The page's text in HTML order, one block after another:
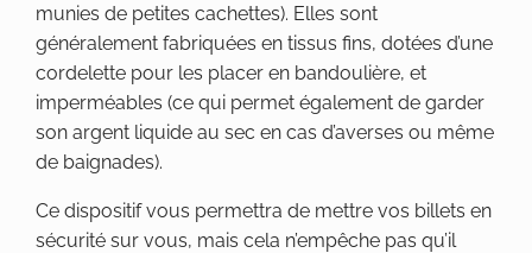
munies de petites cachettes). Elles sont
généralement fabriquées en tissus fins, dotées d’une
cordelette pour les placer en bandoulière, et
imperméables (ce qui permet également de garder
son argent liquide au sec en cas d’averses ou même
de baignades).
Ce dispositif vous permettra de mettre vos billets en
sécurité sur vous, mais cela n’empêche pas qu’il